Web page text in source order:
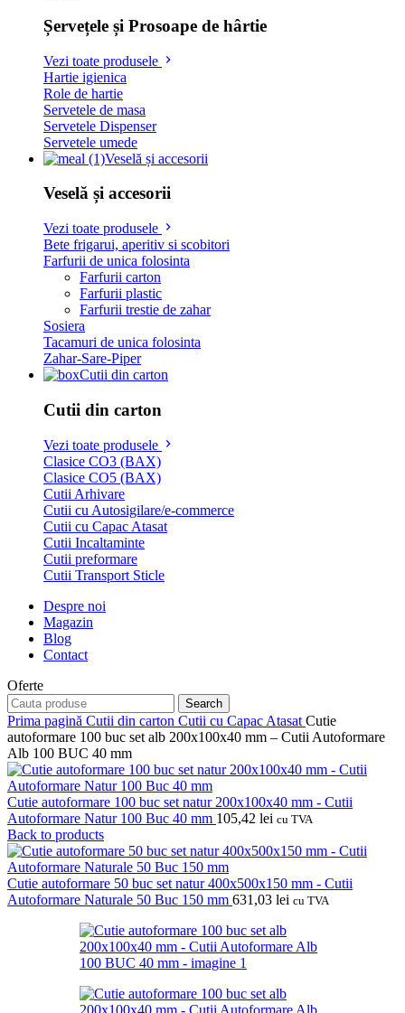
Șervețele și Prosoape de hârtie
Vezi toate produsele
Hartie igienica
Role de hartie
Servetele de masa
Servetele Dispenser
Servetele umede
Veselă și accesorii
Veselă și accesorii
Vezi toate produsele
Bete frigarui, aperitiv si scobitori
Farfurii de unica folosinta
Farfurii carton
Farfurii plastic
Farfurii trestie de zahar
Sosiera
Tacamuri de unica folosinta
Zahar-Sare-Piper
Cutii din carton
Cutii din carton
Vezi toate produsele
Clasice CO3 (BAX)
Clasice CO5 (BAX)
Cutii Arhivare
Cutii cu Autosigilare/e-commerce
Cutii cu Capac Atasat
Cutii Incaltaminte
Cutii preformare
Cutii Transport Sticle
Despre noi
Magazin
Blog
Contact
Oferte
Search
Prima pagină Cutii din carton Cutii cu Capac Atasat Cutie
autoformare 100 buc set alb 200x100x40 mm – Cutii Autoformare
Alb 100 BUC 40 mm
Cutie autoformare 100 buc set natur 200x100x40 mm - Cutii
Autoformare Natur 100 Buc 40 mm 105,42 lei cu TVA
Back to products
Cutie autoformare 50 buc set natur 400x500x150 mm - Cutii
Autoformare Naturale 50 Buc 150 mm 631,03 lei cu TVA